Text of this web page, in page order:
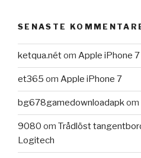
SENASTE
ketqua.nétom Apple iPhone 7
et365 om Apple iPhone 7
bg678gamedownloadapkom
9080 om Trådlöst
Logitech